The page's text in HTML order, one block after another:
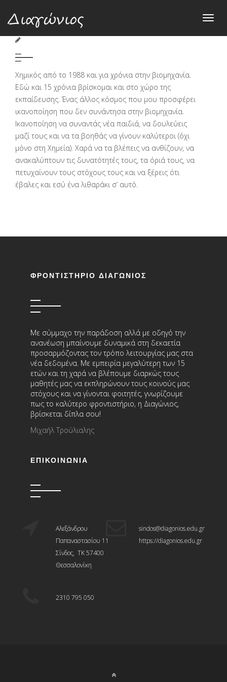
Στέλιος Καραγκιαούρης
Χημικός από το 1988 και για χρόνια στην βιομηχανία.
Εδώ και 15 χρόνια βρίσκομαι και στο χώρο της
εκπαίδευσης. Ένας άλλος κόσμος που μου προσφέρει
ικανοποίηση που δεν συνάντησα στην βιομηχανία.
Ικανοποίηση να συναντάς νέα παιδιά, να δουλεύεις
μαζί τους και να τα βοηθάς να γίνουν καλύτεροι (όχι
μόνο στη Χημεία). Χαρά να τα βλέπεις να ανθίζουν, να
ανακαλύπτουν τις δυνατότητές τους, τα όριά τους, να
πετυχαίνουν τους στόχους τους και να ξέρεις ότι
έβαλες και εσύ ένα λιθαράκι σ’ αυτό.
ΦΡΟΝΤΙΣΤΗΡΙΟ ΔΙΑΓΩΝΙΟΣ
Με σύμμαχο την παράδοση αλλά με οδηγό την
ανανέωση μπαίνουμε δυναμικά στη δεκαετία
προσαρμόζοντας τον τρόπο λειτουργίας μας στα
νέα δεδομένα. Με εμπειρία μεγαλύτερη των 15
ετών και τη χαρά να βλέπουμε διαρκώς τους
μαθητές μας να εκπληρώνουν τους κοινούς μας
στόχους και να γίνονται φοιτητές, γνωρίζουμε
πως το καλύτερο φροντιστήριο, η Διαγώνιος,
βρίσκεται δίπλα σου!
Μιχαήλ Τρούλιαλης
ΕΠΙΚΟΙΝΩΝΊΑ
Αλεξάνδρου
Παπαναστασίου 11
Σίνδος, ΤΚ 57400
Θεσσαλονίκη
sindos@diagonios.edu.gr
https://diagonios.edu.gr
2310 795 050